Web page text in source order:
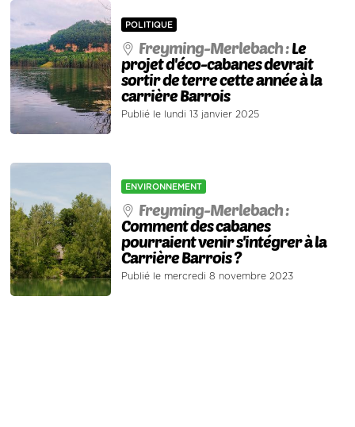
POLITIQUE
Freyming-Merlebach :Le
projet d'éco-cabanes devrait
sortir de terre cette année à la
carrière Barrois
Publié le lundi 13 janvier 2025
ENVIRONNEMENT
Freyming-Merlebach :
Comment des cabanes
pourraient venir s'intégrer à la
Carrière Barrois ?
Publié le mercredi 8 novembre 2023